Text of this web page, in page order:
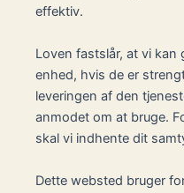
effektiv.
Loven fastslår, at vi kan
enhed, hvis de er
leveringen af den
anmodet om at bruge.
skal vi indhente dit
Dette websted bruger